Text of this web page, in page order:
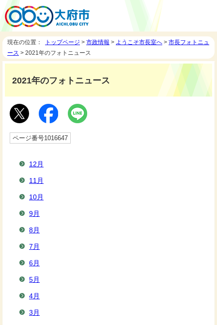
現在の位置： トップページ > 市政情報 > ようこそ市長室へ > 市長フォトニュ
ース > 2021年のフォトニュース
2021年のフォトニュース
ページ番号1016647
12月
11月
10月
9月
8月
7月
6月
5月
4月
3月